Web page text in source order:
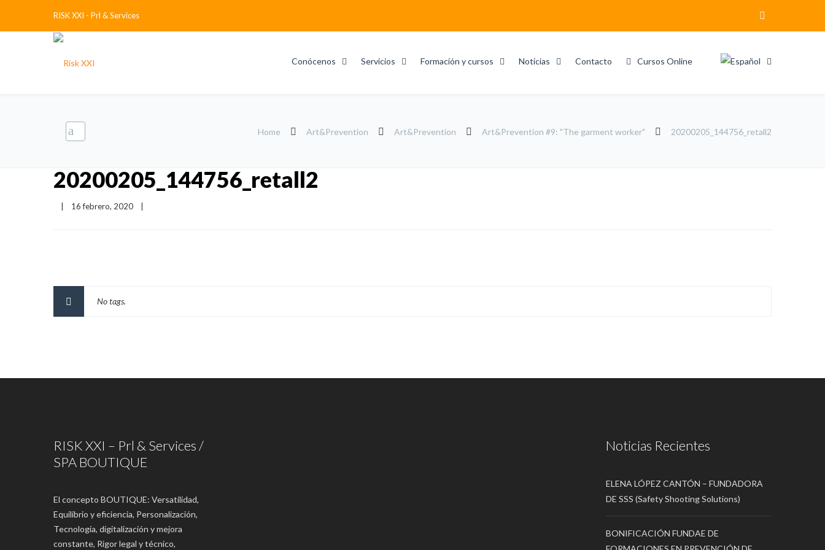
RISK XXI - Prl & Services
Conócenos Servicios Formación y cursos Noticias Contacto Cursos Online
Home Art&Prevention Art&Prevention Art&Prevention #9: "The garment worker" 20200205_144756_retall2
20200205_144756_retall2
16 febrero, 2020
No tags.
RISK XXI – Prl & Services /
SPA BOUTIQUE
El concepto BOUTIQUE: Versatilidad,
Equilibrio y eficiencia, Personalización,
Tecnología, digitalización y mejora
constante, Rigor legal y técnico,
Noticias Recientes
ELENA LÓPEZ CANTÓN – FUNDADORA
DE SSS (Safety Shooting Solutions)
BONIFICACIÓN FUNDAE DE